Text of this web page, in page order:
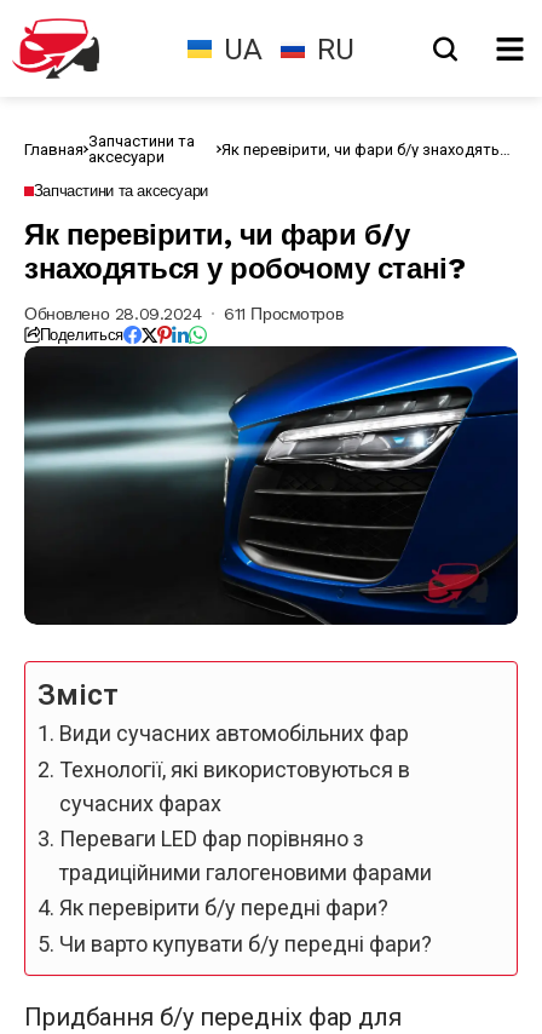
UA RU
Главная Запчастини та
аксесуари
Як перевірити, чи фари б/у знаходяться
Запчастини та аксесуари
Як перевірити, чи фари б/у
знаходяться у робочому стані?
Обновлено 28.09.2024 611 Просмотров
Поделиться
Зміст
Види сучасних автомобільних фар
Технології, які використовуються в
сучасних фарах
Переваги LED фар порівняно з
традиційними галогеновими фарами
Як перевірити б/у передні фари?
Чи варто купувати б/у передні фари?
Придбання б/у передніх фар для